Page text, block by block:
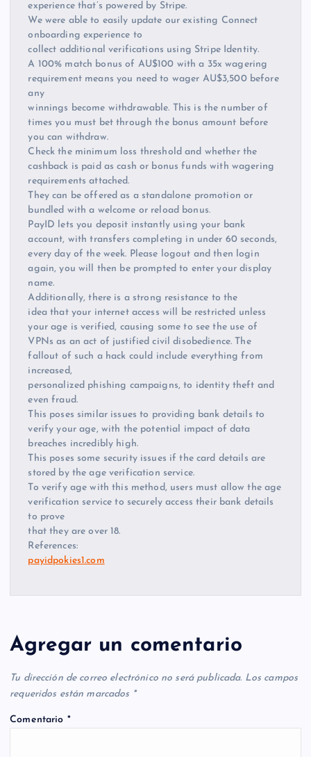
experience that’s powered by Stripe.
We were able to easily update our existing Connect
onboarding experience to
collect additional verifications using Stripe Identity.
A 100% match bonus of AU$100 with a 35x wagering
requirement means you need to wager AU$3,500 before
any
winnings become withdrawable. This is the number of
times you must bet through the bonus amount before
you can withdraw.
Check the minimum loss threshold and whether the
cashback is paid as cash or bonus funds with wagering
requirements attached.
They can be offered as a standalone promotion or
bundled with a welcome or reload bonus.
PayID lets you deposit instantly using your bank
account, with transfers completing in under 60 seconds,
every day of the week. Please logout and then login
again, you will then be prompted to enter your display
name.
Additionally, there is a strong resistance to the
idea that your internet access will be restricted unless
your age is verified, causing some to see the use of
VPNs as an act of justified civil disobedience. The
fallout of such a hack could include everything from
increased,
personalized phishing campaigns, to identity theft and
even fraud.
This poses similar issues to providing bank details to
verify your age, with the potential impact of data
breaches incredibly high.
This poses some security issues if the card details are
stored by the age verification service.
To verify age with this method, users must allow the age
verification service to securely access their bank details
to prove
that they are over 18.
References:
payidpokies1.com
Agregar un comentario
Tu dirección de correo electrónico no será publicada. Los campos
requeridos están marcados *
Comentario *